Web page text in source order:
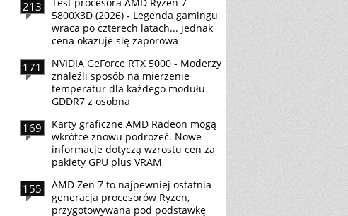
213
5800X3D (2026) - Legenda gamingu
wraca po czterech latach... jednak
cena okazuje się zaporowa
171
NVIDIA GeForce RTX 5000 - Moderzy
znaleźli sposób na mierzenie
temperatur dla każdego modułu
GDDR7 z osobna
169
Karty graficzne AMD Radeon mogą
wkrótce znowu podrożeć. Nowe
informacje dotyczą wzrostu cen za
pakiety GPU plus VRAM
155
AMD Zen 7 to najpewniej ostatnia
generacja procesorów Ryzen,
przygotowywana pod podstawkę